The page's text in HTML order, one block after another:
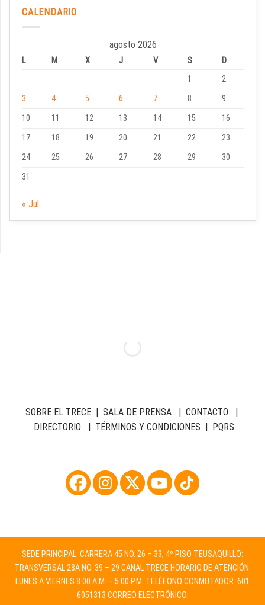
CALENDARIO
agosto 2026
L M X J V S
D
1
2
3
4 5 6 7 8
9
10
11 12 13 14 15
16
17
18 19 20 21 22
23
24
25 26 27 28 29
30
31
« Jul
SOBRE EL TRECE| SALA DE PRENSA| CONTACTO |
DIRECTORIO | TÉRMINOS Y CONDICIONES | PQRS
SEDE PRINCIPAL: CARRERA 45 NO. 26 – 33, 4º PISO TEUSAQUILLO:
TRANSVERSAL 28A NO. 39 – 29 CANAL TRECE HORARIO DE ATENCIÓN:
LUNES A VIERNES 8:00 A.M. – 5:00 P.M. TELÉFONO CONMUTADOR: 601
6051313 CORREO ELECTRÓNICO: